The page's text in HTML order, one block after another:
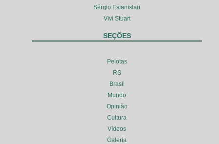
Sérgio Estanislau
Vivi Stuart
SEÇÕES
Pelotas
RS
Brasil
Mundo
Opinião
Cultura
Vídeos
Galeria